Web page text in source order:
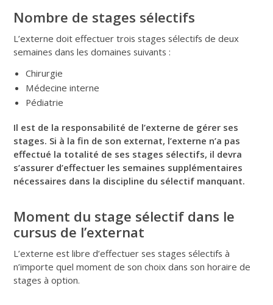
Nombre de stages sélectifs
L’externe doit effectuer trois stages sélectifs de deux
semaines dans les domaines suivants :
Chirurgie
Médecine interne
Pédiatrie
Il est de la responsabilité de l’externe de gérer ses
stages. Si à la fin de son externat, l’externe n’a pas
effectué la totalité de ses stages sélectifs, il devra
s’assurer d’effectuer les semaines supplémentaires
nécessaires dans la discipline du sélectif manquant.
Moment du stage sélectif dans le
cursus de l’externat
L’externe est libre d’effectuer ses stages sélectifs à
n’importe quel moment de son choix dans son horaire de
stages à option.